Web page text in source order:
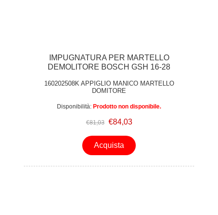
IMPUGNATURA PER MARTELLO
DEMOLITORE BOSCH GSH 16-28
160202508K APPIGLIO MANICO MARTELLO
DOMITORE
Disponibilità: Prodotto non disponibile.
€81,03 €84,03
Acquista